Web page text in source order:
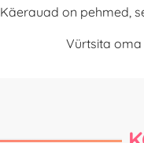
Käerauad on pehmed,
Vürtsita